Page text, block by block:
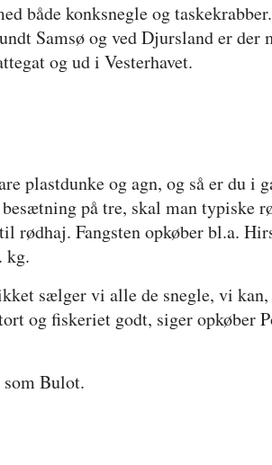
både konksnegle og
Samsø og ved Djursland er der
og ud i Vesterhavet.
plastdunke og agn, og så er du i
på tre, skal man typiske
rødhaj. Fangsten opkøber bl.a.
kg.
sælger vi alle de snegle, vi
og fiskeriet godt, siger opkøber
som Bulot.